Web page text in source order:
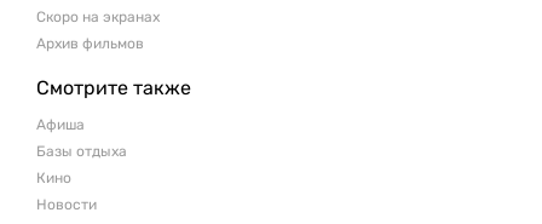
Скоро на экранах
Архив фильмов
Смотрите также
Афиша
Базы отдыха
Кино
Новости